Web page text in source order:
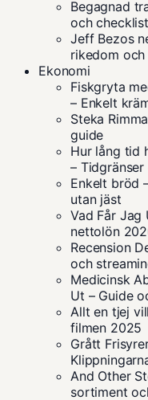
Begagnad
och
Jeff Bezos
rikedom och
Ekonomi
Fiskgryta
– Enkelt
Steka
guide
Hur lång tid
–
Enkelt bröd
utan jäst
Vad Får Jag
nettolön
Recension
och
Medicinsk
Ut – Guide
Allt en tjej
filmen 2025
Grått
And Other
sortiment